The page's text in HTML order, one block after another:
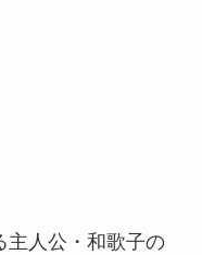
主人公・和歌子の